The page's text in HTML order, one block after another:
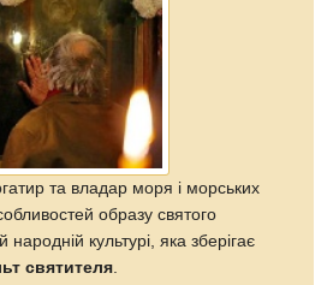
та владар моря і морських
образу святого
народній культурі, яка зберігає
святителя